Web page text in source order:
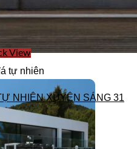
View
tự nhiên
NHIÊN XUYÊN SÁNG 31